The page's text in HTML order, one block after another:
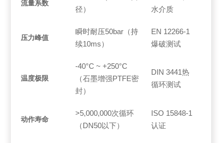
流量系数
径）
水介质
压力峰值
瞬时耐压50bar（持
续10ms）
EN 12266-1
爆破测试
温度极限
-40°C ~ +250°C
（石墨增强PTFE密
封）
DIN 3441热
循环测试
动作寿命
>5,000,000次循环
（DN50以下）
ISO 15848-1
认证